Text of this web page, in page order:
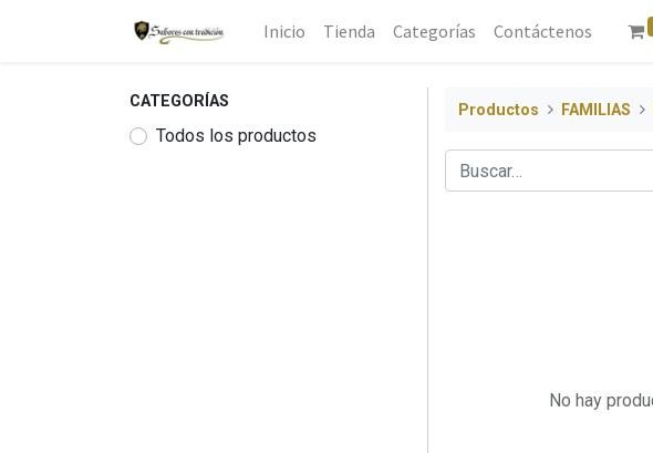
Inicio Tienda Categorías Contáctenos
CATEGORÍAS
Todos los productos
Productos FAMILIAS
No hay